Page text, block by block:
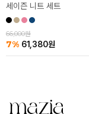
세이즌 니트 세트
66,000원
7% 61,380원